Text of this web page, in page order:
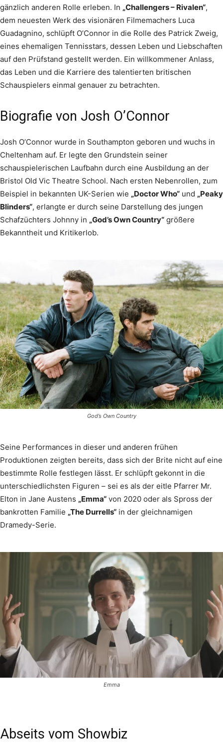
gänzlich anderen Rolle erleben. In „Challengers – Rivalen“,
dem neuesten Werk des visionären Filmemachers Luca
Guadagnino, schlüpft O’Connor in die Rolle des Patrick Zweig,
eines ehemaligen Tennisstars, dessen Leben und Liebschaften
auf den Prüfstand gestellt werden. Ein willkommener Anlass,
das Leben und die Karriere des talentierten britischen
Schauspielers einmal genauer zu betrachten.
Biografie von Josh O’Connor
Josh O’Connor wurde in Southampton geboren und wuchs in
Cheltenham auf. Er legte den Grundstein seiner
schauspielerischen Laufbahn durch eine Ausbildung an der
Bristol Old Vic Theatre School. Nach ersten Nebenrollen, zum
Beispiel in bekannten UK-Serien wie „Doctor Who“ und „Peaky
Blinders“, erlangte er durch seine Darstellung des jungen
Schafzüchters Johnny in „God’s Own Country“ größere
Bekanntheit und Kritikerlob.
God’s Own Country
Seine Performances in dieser und anderen frühen
Produktionen zeigten bereits, dass sich der Brite nicht auf eine
bestimmte Rolle festlegen lässt. Er schlüpft gekonnt in die
unterschiedlichsten Figuren – sei es als der eitle Pfarrer Mr.
Elton in Jane Austens „Emma“ von 2020 oder als Spross der
bankrotten Familie „The Durrells“ in der gleichnamigen
Dramedy-Serie.
Emma
Abseits vom Showbiz